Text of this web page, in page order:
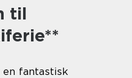
til
fantastisk